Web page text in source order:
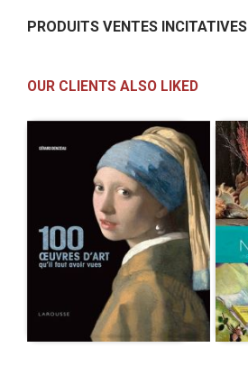
PRODUITS VENTES INCITATIVES
OUR CLIENTS ALSO LIKED